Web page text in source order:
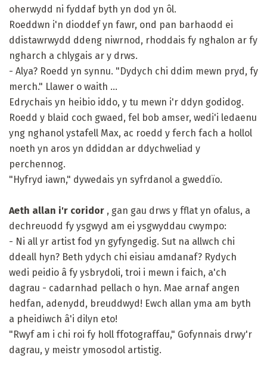
oherwydd ni fyddaf byth yn dod yn ôl.
Roeddwn i'n dioddef yn fawr, ond pan barhaodd ei
ddistawrwydd ddeng niwrnod, rhoddais fy nghalon ar fy
ngharch a chlygais ar y drws.
- Alya? Roedd yn synnu. "Dydych chi ddim mewn pryd, fy
merch." Llawer o waith ...
Edrychais yn heibio iddo, y tu mewn i'r ddyn godidog.
Roedd y blaid coch gwaed, fel bob amser, wedi'i ledaenu
yng nghanol ystafell Max, ac roedd y ferch fach a hollol
noeth yn aros yn ddiddan ar ddychweliad y
perchennog.
"Hyfryd iawn," dywedais yn syfrdanol a gweddïo.
Aeth allan i'r coridor , gan gau drws y fflat yn ofalus, a
dechreuodd fy ysgwyd am ei ysgwyddau cwympo:
- Ni all yr artist fod yn gyfyngedig. Sut na allwch chi
ddeall hyn? Beth ydych chi eisiau amdanaf? Rydych
wedi peidio â fy ysbrydoli, troi i mewn i faich, a'ch
dagrau - cadarnhad pellach o hyn. Mae arnaf angen
hedfan, adenydd, breuddwyd! Ewch allan yma am byth
a pheidiwch â'i dilyn eto!
"Rwyf am i chi roi fy holl ffotograffau," Gofynnais drwy'r
dagrau, y meistr ymosodol artistig.